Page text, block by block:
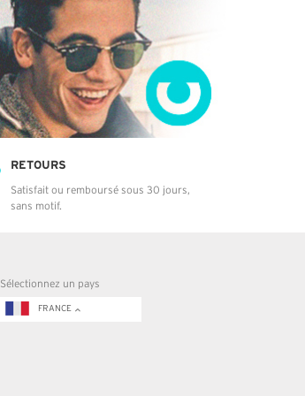
RETOURS
Satisfait ou remboursé sous 30 jours,
sans motif.
Sélectionnez un pays
FRANCE